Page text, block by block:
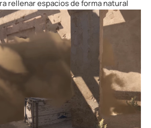
rellenar espacios de forma natural